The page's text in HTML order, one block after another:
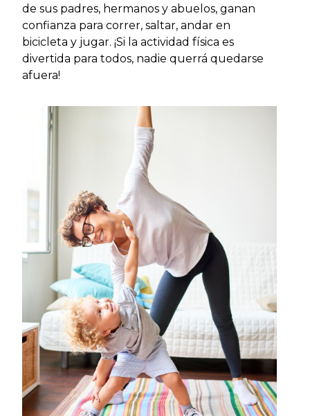
de sus padres, hermanos y abuelos, ganan
confianza para correr, saltar, andar en
bicicleta y jugar. ¡Si la actividad física es
divertida para todos, nadie querrá quedarse
afuera!